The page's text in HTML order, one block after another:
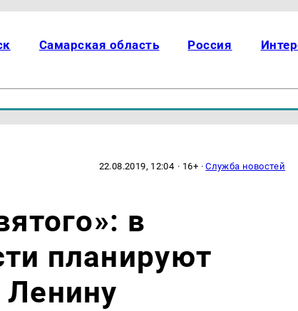
Самарская область Россия
22.08.2019, 12:04 · 16+ ·Служба новостей
в
планируют
Ленину